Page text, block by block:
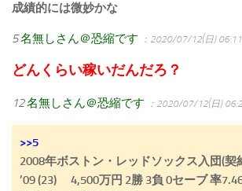
成績的には微妙かな
5名無しさん＠恐縮です ：2020/07/12(日)
どんくらい稼いだんだろ？
12名無しさん＠恐縮です ：2020/07/12(日)
>>5
2008年ボストン・レッドソックス入団(契
’09 (23) 4,500万円 2勝 3負 0セーブ 率